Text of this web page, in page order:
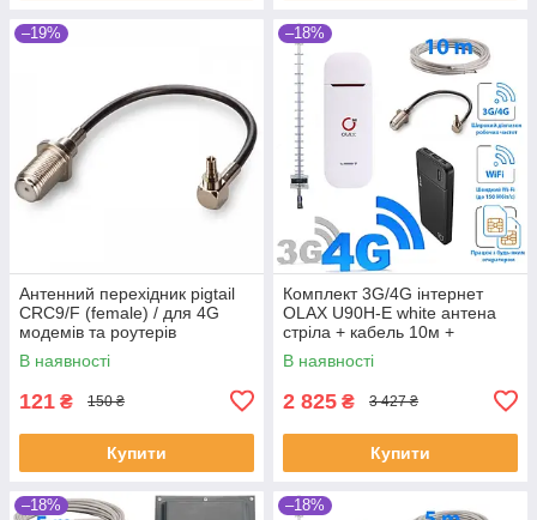
–19%
Антенний перехідник pigtail
CRC9/F (female) / для 4G
модемів та роутерів
В наявності
121 ₴ 150 ₴
Купити
–18%
Комплект 3G/4G інтернет
OLAX U90H-E white антена
стріла + кабель 10м +
перехідник + павербанк
10000 mAh
В наявності
2 825 ₴ 3 427 ₴
Купити
–18% –18%